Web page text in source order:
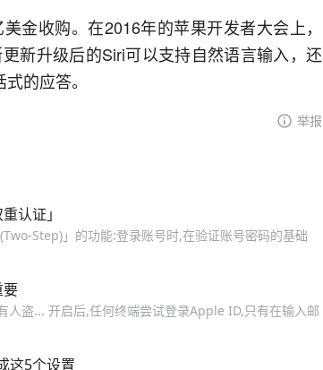
金收购。在2016年的苹果开发者大会上，
新升级后的Siri可以支持自然语言输入，还
的应答。
举报
认证」
Step)」的功能:登录账号时,在验证账号密码的基础
要
盗... 开启后,任何终端尝试登录Apple ID,只有在输入邮
这5个设置